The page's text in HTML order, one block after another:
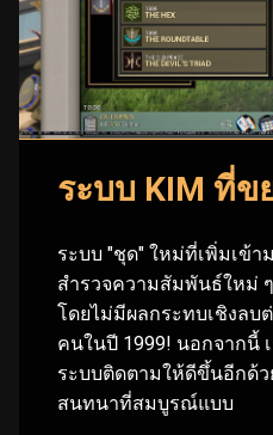
ระบบ KIM ที่
ระบบ "ชุด" ใหม่ที่เพิ่มเข้
สำรวจความสัมพันธ์ใหม่
โดยไม่มีผลกระทบเชิงล
คนในปี 1999! นอกจากนี้
ระบบติดตามให้ดีขึ้นอีกด้
สนทนาที่สมบูรณ์แบบ